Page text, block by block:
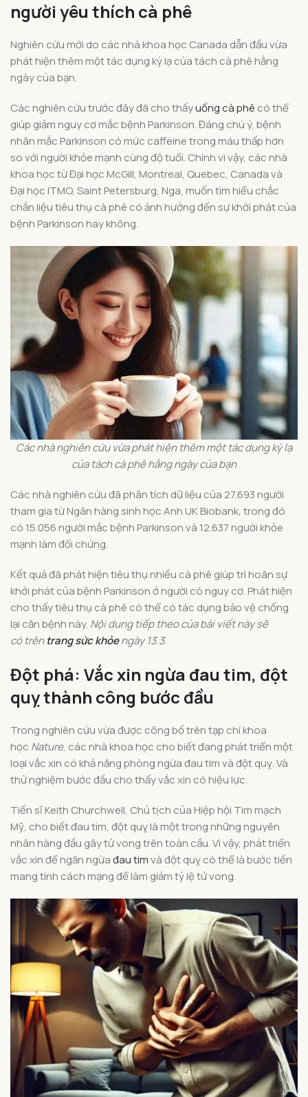
người yêu thích cà phê
Nghiên cứu mới do các nhà khoa học Canada dẫn đầu vừa
phát hiện thêm một tác dụng kỳ lạ của tách cà phê hằng
ngày của bạn.
Các nghiên cứu trước đây đã cho thấyuống cà phê có thể
giúp giảm nguy cơ mắc bệnh Parkinson. Đáng chú ý, bệnh
nhân mắc Parkinson có mức caffeine trong máu thấp hơn
so với người khỏe mạnh cùng độ tuổi. Chính vì vậy, các nhà
khoa học từ Đại học McGill, Montreal, Quebec, Canada và
Đại học ITMO, Saint Petersburg, Nga, muốn tìm hiểu chắc
chắn liệu tiêu thụ cà phê có ảnh hưởng đến sự khởi phát của
bệnh Parkinson hay không.
Các nhà nghiên cứu vừa phát hiện thêm một tác dụng kỳ lạ
của tách cà phê hằng ngày của bạn
Các nhà nghiên cứu đã phân tích dữ liệu của 27.693 người
tham gia từ Ngân hàng sinh học Anh UK Biobank, trong đó
có 15.056 người mắc bệnh Parkinson và 12.637 người khỏe
mạnh làm đối chứng.
Kết quả đã phát hiện tiêu thụ nhiều cà phê giúp trì hoãn sự
khởi phát của bệnh Parkinson ở người có nguy cơ. Phát hiện
cho thấy tiêu thụ cà phê có thể có tác dụng bảo vệ chống
lại căn bệnh này. Nội dung tiếp theo của bài viết này sẽ
cótrêntrang sức khỏengày 13.3.
Đột phá: Vắc xin ngừa đau tim, đột
quỵ thành công bước đầu
Trong nghiên cứu vừa được công bố trên tạp chí khoa
học Nature, các nhà khoa học cho biết đang phát triển một
loại vắc xin có khả năng phòng ngừa đau tim và đột quỵ. Và
thử nghiệm bước đầu cho thấy vắc xin có hiệu lực.
Tiến sĩ Keith Churchwell, Chủ tịch của Hiệp hội Tim mạch
Mỹ, cho biết đau tim, đột quỵ là một trong những nguyên
nhân hàng đầu gây tử vong trên toàn cầu. Vì vậy, phát triển
vắc xin để ngăn ngừađau timvà đột quỵ có thể là bước tiến
mang tính cách mạng để làm giảm tỷ lệ tử vong.